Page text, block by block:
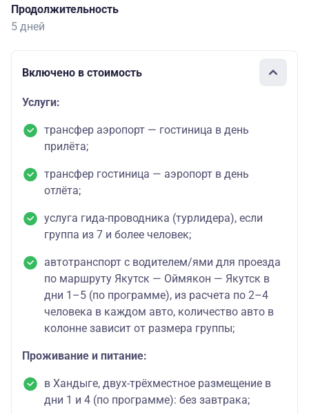
Продолжительность
5 дней
Включено в стоимость
Услуги:
трансфер аэропорт — гостиница в день
прилёта;
трансфер гостиница — аэропорт в день
отлёта;
услуга гида-проводника (турлидера), если
группа из 7 и более человек;
автотранспорт с водителем/ями для проезда
по маршруту Якутск — Оймякон — Якутск в
дни 1–5 (по программе), из расчета по 2–4
человека в каждом авто, количество авто в
колонне зависит от размера группы;
Проживание и питание:
в Хандыге, двух-трёхместное размещение в
дни 1 и 4 (по программе): без завтрака;